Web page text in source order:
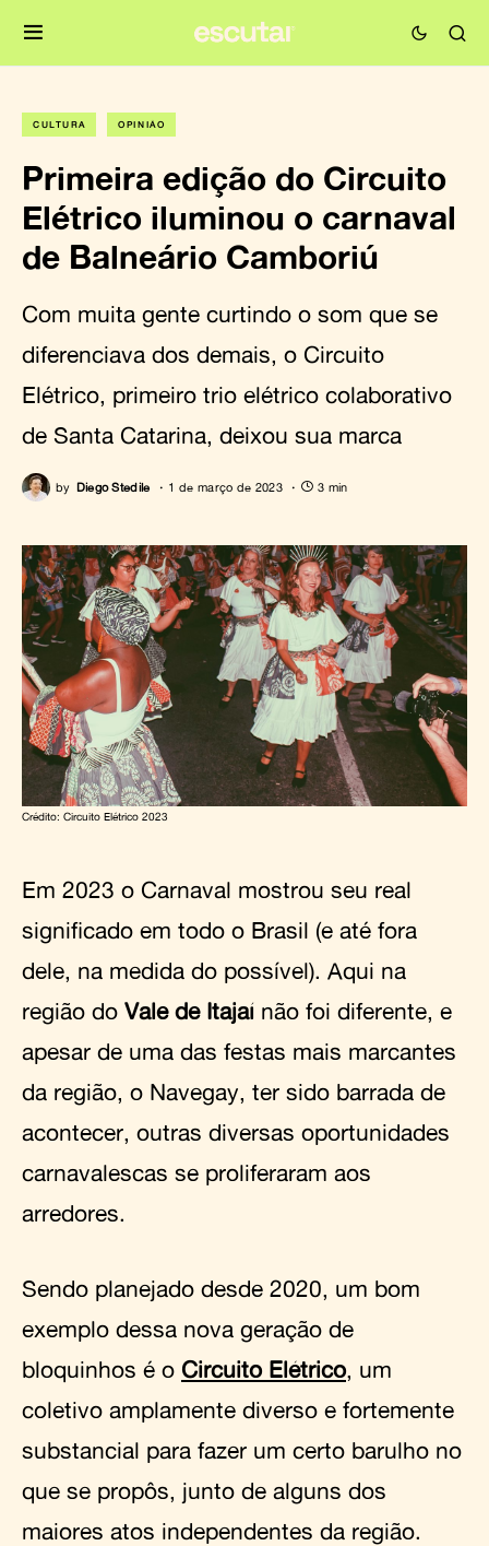
CULTURA OPINIÃO
Primeira edição do Circuito
Elétrico iluminou o carnaval
de Balneário Camboriú
Com muita gente curtindo o som que se
diferenciava dos demais, o Circuito
Elétrico, primeiro trio elétrico colaborativo
de Santa Catarina, deixou sua marca
by Diego Stedile 1 de março de 2023 3 min
Crédito: Circuito Elétrico 2023
Em 2023 o Carnaval mostrou seu real
significado em todo o Brasil (e até fora
dele, na medida do possível). Aqui na
região do Vale de Itajaí não foi diferente, e
apesar de uma das festas mais marcantes
da região, o Navegay, ter sido barrada de
acontecer, outras diversas oportunidades
carnavalescas se proliferaram aos
arredores.
Sendo planejado desde 2020, um bom
exemplo dessa nova geração de
bloquinhos é o Circuito Elétrico, um
coletivo amplamente diverso e fortemente
substancial para fazer um certo barulho no
que se propôs, junto de alguns dos
maiores atos independentes da região.